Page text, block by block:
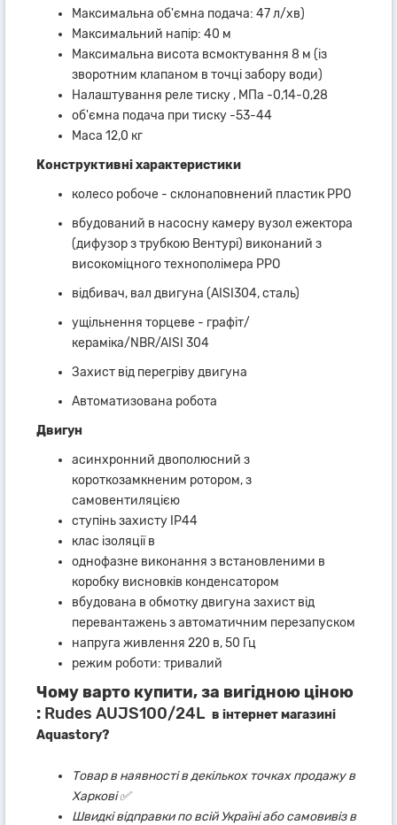
Максимальна об'ємна подача: 47 л/хв)
Максимальний напір: 40 м
Максимальна висота всмоктування 8 м (із
зворотним клапаном в точці забору води)
Налаштування реле тиску , МПа -0,14-0,28
об'ємна подача при тиску -53-44
Маса 12,0 кг
Конструктивні характеристики
колесо робоче - склонаповнений пластик РРО
вбудований в насосну камеру вузол ежектора
(дифузор з трубкою Вентурі) виконаний з
високоміцного технополімера РРО
відбивач, вал двигуна (AISI304, сталь)
ущільнення торцеве - графіт/
кераміка/NBR/AISI 304
Захист від перегріву двигуна
Автоматизована робота
Двигун
асинхронний двополюсний з
короткозамкненим ротором, з
самовентиляцією
ступінь захисту IP44
клас ізоляції в
однофазне виконання з встановленими в
коробку висновків конденсатором
вбудована в обмотку двигуна захист від
перевантажень з автоматичним перезапуском
напруга живлення 220 в, 50 Гц
режим роботи: тривалий
Чому варто купити, за вигідною ціною
: Rudes AUJS100/24L в інтернет магазині
Aquastory?
Товар в наявності в декількох точках продажу в
Харкові ✅
Швидкі відправки по всій Україні або самовивіз в